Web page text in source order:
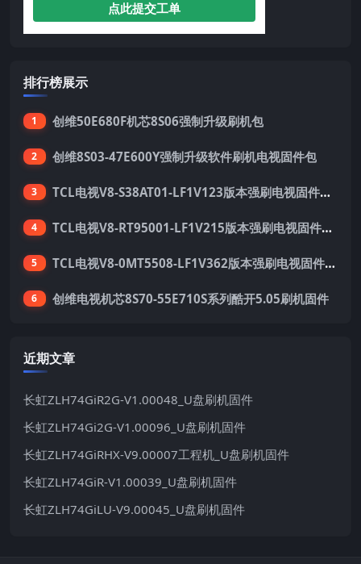
点此提交工单
排行榜展示
1 创维50E680F机芯8S06强制升级刷机包
2 创维8S03-47E600Y强制升级软件刷机电视固件包
3 TCL电视V8-S38AT01-LF1V123版本强刷电视固件包下载
4 TCL电视V8-RT95001-LF1V215版本强刷电视固件包下载
5 TCL电视V8-0MT5508-LF1V362版本强刷电视固件包下载
6 创维电视机芯8S70-55E710S系列酷开5.05刷机固件
近期文章
长虹ZLH74GiR2G-V1.00048_U盘刷机固件
长虹ZLH74Gi2G-V1.00096_U盘刷机固件
长虹ZLH74GiRHX-V9.00007工程机_U盘刷机固件
长虹ZLH74GiR-V1.00039_U盘刷机固件
长虹ZLH74GiLU-V9.00045_U盘刷机固件